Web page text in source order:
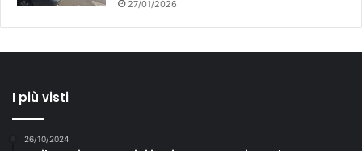
27/01/2026
I più visti
26/10/2024